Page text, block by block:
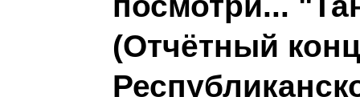
(Отчётный